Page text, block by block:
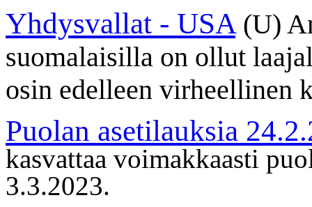
Yhdysvallat - USA (U)
suomalaisilla on ollut
osin edelleen virheellinen
Puolan asetilauksia
kasvattaa voimakkaasti
3.3.2023.